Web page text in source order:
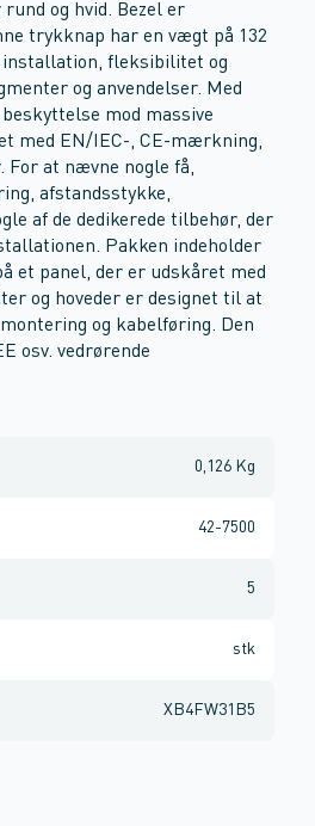
og hvid. Bezel er
trykknap har en vægt på 132
installation, fleksibilitet og
og anvendelser. Med
beskyttelse mod massive
med EN/IEC-, CE-mærkning,
For at nævne nogle få,
afstandsstykke,
af de dedikerede tilbehør, der
Pakken indeholder
et panel, der er udskåret med
og hoveder er designet til at
og kabelføring. Den
osv. vedrørende
0,126 Kg
42-7500
5
stk
XB4FW31B5